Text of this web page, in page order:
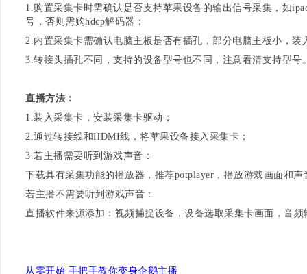
1.购置采集卡时需确认是否支持苹果设备的输出信号采集，如
号，否则需购hdcp解码器；
2.内置采集卡需确认电脑主板是否有插孔，部分电脑主板小，装
3.转接头插孔不同，支持的设备型号也不同，注意看清支持型号
直播方法：
1.装入采集卡，安装采集卡驱动；
2.通过转接线和HDMI线，将苹果设备接入采集卡；
3.若主播需要听到游戏声音：
下载具有采集功能的播放器，推荐potplayer，播放游戏画面和
若主播不需要听到游戏声音：
直播软件来源添加：视频捕捉设备，设备选取采集卡画面，音
从零开始 手把手教你变身企鹅主播